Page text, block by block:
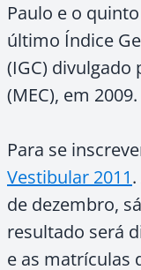
Paulo e o
último Índice
(IGC) divulgado
(MEC), em 2009.
Para se
Vestibular 2011
de dezembro,
resultado será
e as matrículas